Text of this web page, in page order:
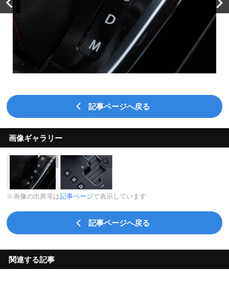
記事ページへ戻る
画像ギャラリー
※画像の出典等は記事ページで表示しています
記事ページへ戻る
関連する記事